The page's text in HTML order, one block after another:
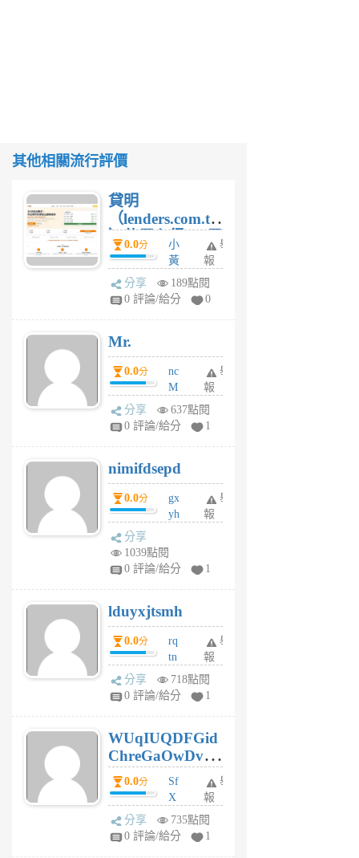
其他相關流行評價
貸明
（lenders.com.tw
）使用心得 — 民
間貸款比較平台
體驗
0.0分
小
黃
蜂
4
舉
報
分享
189點閱
0 評論/給分
0
Mr.
0.0分
nc
M
U
F
U
5
個
月
舉
報
分享
637點閱
0 評論/給分
1
nimifdsepd
0.0分
gx
yh
jl
月
前
舉
報
分享
1039點閱
0 評論/給分
1
lduyxjtsmh
0.0分
rq
tn
jt
gl
個
月
前
舉
報
分享
718點閱
0 評論/給分
1
WUqIUQDFGid
ChreGaOwDv
dY0.0分
Sf
X
Pe
Jc
舉
報
分享
735點閱
0 評論/給分
1